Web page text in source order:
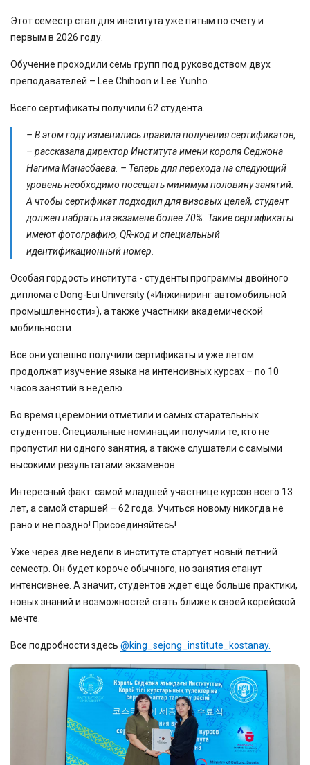
Этот семестр стал для института уже пятым по счету и
первым в 2026 году.
Обучение проходили семь групп под руководством двух
преподавателей – Lee Chihoon и Lee Yunho.
Всего сертификаты получили 62 студента.
– В этом году изменились правила получения сертификатов,
– рассказала директор Института имени короля Седжона
Нагима Манасбаева. – Теперь для перехода на следующий
уровень необходимо посещать минимум половину занятий.
А чтобы сертификат подходил для визовых целей, студент
должен набрать на экзамене более 70%. Такие сертификаты
имеют фотографию, QR-код и специальный
идентификационный номер.
Особая гордость института - студенты программы двойного
диплома с Dong-Eui University («Инжиниринг автомобильной
промышленности»), а также участники академической
мобильности.
Все они успешно получили сертификаты и уже летом
продолжат изучение языка на интенсивных курсах – по 10
часов занятий в неделю.
Во время церемонии отметили и самых старательных
студентов. Специальные номинации получили те, кто не
пропустил ни одного занятия, а также слушатели с самыми
высокими результатами экзаменов.
Интересный факт: самой младшей участнице курсов всего 13
лет, а самой старшей – 62 года. Учиться новому никогда не
рано и не поздно! Присоединяйтесь!
Уже через две недели в институте стартует новый летний
семестр. Он будет короче обычного, но занятия станут
интенсивнее. А значит, студентов ждет еще больше практики,
новых знаний и возможностей стать ближе к своей корейской
мечте.
Все подробности здесь @king_sejong_institute_kostanay.